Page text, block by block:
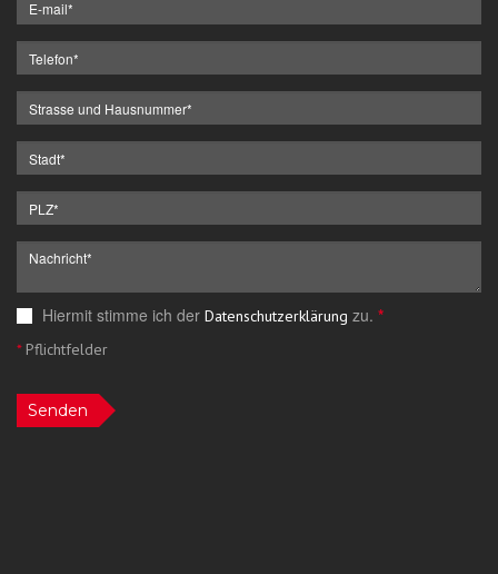
Hiermit stimme ich der Datenschutzerklärung zu. *
*Pflichtfelder
Senden